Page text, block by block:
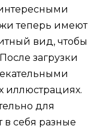
теперь имеют
вид, чтобы
загрузки
иллюстрациях.
для
себя разные